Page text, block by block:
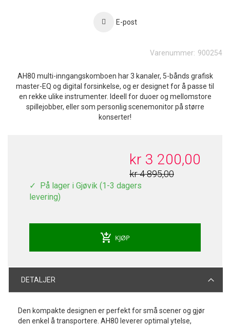
E-post
Varenummer: 900254
AH80 multi-inngangskomboen har 3 kanaler, 5-bånds grafisk
master-EQ og digital forsinkelse, og er designet for å passe til
en rekke ulike instrumenter. Ideell for duoer og mellomstore
spillejobber, eller som personlig scenemonitor på større
konserter!
kr 3 200,00
kr 4 895,00
På lager i Gjøvik (1-3 dagers
levering)
add_shopping_cart KJØP
DETALJER
Den kompakte designen er perfekt for små scener og gjør
den enkel å transportere. AH80 leverer optimal ytelse,